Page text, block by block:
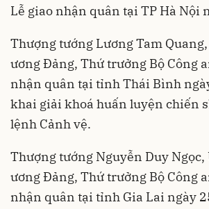
Lễ giao nhận quân tại TP Hà Nội
Thượng tướng Lương Tam
ương Đảng, Thứ trưởng Bộ Công
nhận quân tại tỉnh Thái Bình
khai giải khoá huấn luyện chiến
lệnh Cảnh vệ.
Thượng tướng Nguyễn Duy
ương Đảng, Thứ trưởng Bộ Công
nhận quân tại tỉnh Gia Lai ngày